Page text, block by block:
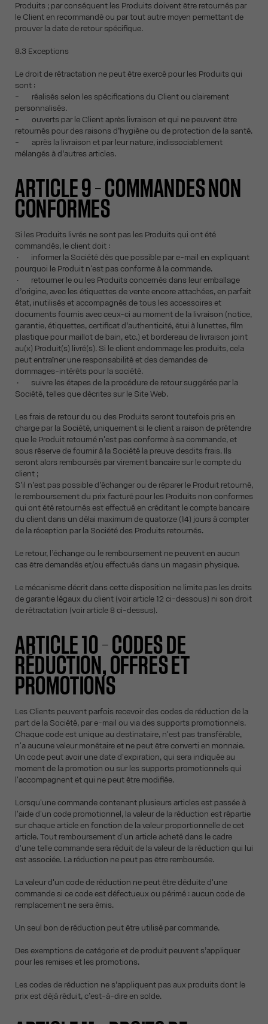
Produits ; par conséquent les Produits doivent être retournés par
le Client en recommandé ou par tout autre moyen permettant de
prouver la date de retour spécifique.
8.3 Exceptions
Le droit de rétractation ne peut être exercé pour les Produits qui
sont :
- réalisés selon les spécifications du Client ou clairement
personnalisés.
- ouverts par le Client après livraison et qui ne peuvent être
retournés pour des raisons d’hygiène ou de protection de la santé.
- après la livraison et par leur nature, indissociablement
mélangés à d’autres articles.
ARTICLE 9 – COMMANDES NON
CONFORMES
Si les Produits livrés ne sont pas les Produits qui ont été
commandés, le client doit :
· informer la Société dès que possible par e-mail en expliquant
pourquoi le Produit n'est pas conforme à la commande.
· retourner le ou les Produits concernés dans leur emballage
d’origine, avec les étiquettes de vente encore attachées, en parfait
état, inutilisés et accompagnés de tous les accessoires et
documents fournis avec ceux-ci au moment de la livraison (notice,
garantie, étiquettes, certificat d’authenticité, étui à lunettes, film
plastique pour maillot de bain, etc.) et bordereau de livraison joint
au(x) Produit(s) livré(s). Si le client endommage les produits, cela
peut entraîner une responsabilité et des demandes de
dommages-intérêts pour la société.
· suivre les étapes de la procédure de retour suggérée par la
Société, telles que décrites sur le Site Web.
Les frais de retour du ou des Produits seront toutefois pris en
charge par la Société, uniquement si le client a raison de prétendre
que le Produit retourné n'est pas conforme à sa commande, et
sous réserve de fournir à la Société la preuve desdits frais. Ils
seront alors remboursés par virement bancaire sur le compte du
client ;
S’il n’est pas possible d’échanger ou de réparer le Produit retourné,
le remboursement du prix facturé pour les Produits non conformes
qui ont été retournés est effectué en créditant le compte bancaire
du client dans un délai maximum de quatorze (14) jours à compter
de la réception par la Société des Produits retournés.
Le retour, l’échange ou le remboursement ne peuvent en aucun
cas être demandés et/ou effectués dans un magasin physique.
Le mécanisme décrit dans cette disposition ne limite pas les droits
de garantie légaux du client (voir article 12 ci-dessous) ni son droit
de rétractation (voir article 8 ci-dessus).
ARTICLE 10 – CODES DE
RÉDUCTION, OFFRES ET
PROMOTIONS
Les Clients peuvent parfois recevoir des codes de réduction de la
part de la Société, par e-mail ou via des supports promotionnels.
Chaque code est unique au destinataire, n'est pas transférable,
n'a aucune valeur monétaire et ne peut être converti en monnaie.
Un code peut avoir une date d'expiration, qui sera indiquée au
moment de la promotion ou sur les supports promotionnels qui
l'accompagnent et qui ne peut être modifiée.
Lorsqu'une commande contenant plusieurs articles est passée à
l'aide d'un code promotionnel, la valeur de la réduction est répartie
sur chaque article en fonction de la valeur proportionnelle de cet
article. Tout remboursement d'un article acheté dans le cadre
d'une telle commande sera réduit de la valeur de la réduction qui lui
est associée. La réduction ne peut pas être remboursée.
La valeur d'un code de réduction ne peut être déduite d'une
commande si ce code est défectueux ou périmé : aucun code de
remplacement ne sera émis.
Un seul bon de réduction peut être utilisé par commande.
Des exemptions de catégorie et de produit peuvent s’appliquer
pour les remises et les promotions.
Les codes de réduction ne s’appliquent pas aux produits dont le
prix est déjà réduit, c’est-à-dire en solde.